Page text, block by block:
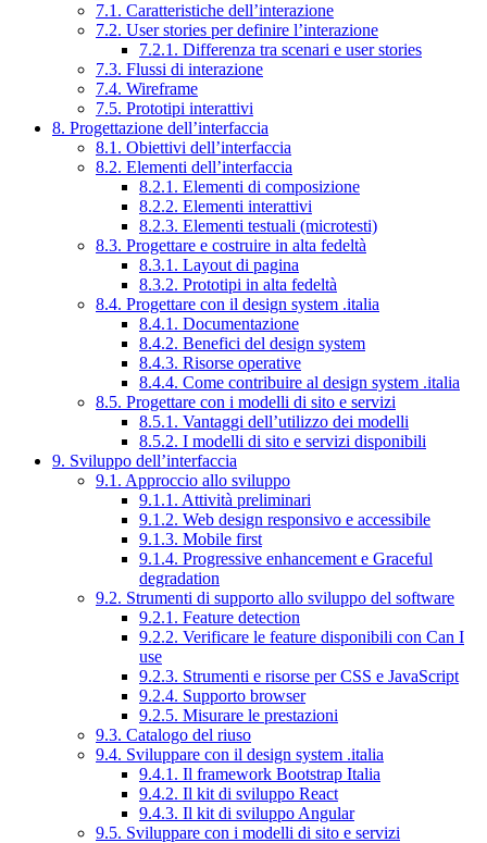
7.1. Caratteristiche dell’interazione
7.2. User stories per definire l’interazione
7.2.1. Differenza tra scenari e user stories
7.3. Flussi di interazione
7.4. Wireframe
7.5. Prototipi interattivi
8. Progettazione dell’interfaccia
8.1. Obiettivi dell’interfaccia
8.2. Elementi dell’interfaccia
8.2.1. Elementi di composizione
8.2.2. Elementi interattivi
8.2.3. Elementi testuali (microtesti)
8.3. Progettare e costruire in alta fedeltà
8.3.1. Layout di pagina
8.3.2. Prototipi in alta fedeltà
8.4. Progettare con il design system .italia
8.4.1. Documentazione
8.4.2. Benefici del design system
8.4.3. Risorse operative
8.4.4. Come contribuire al design system .italia
8.5. Progettare con i modelli di sito e servizi
8.5.1. Vantaggi dell’utilizzo dei modelli
8.5.2. I modelli di sito e servizi disponibili
9. Sviluppo dell’interfaccia
9.1. Approccio allo sviluppo
9.1.1. Attività preliminari
9.1.2. Web design responsivo e accessibile
9.1.3. Mobile first
9.1.4. Progressive enhancement e Graceful
degradation
9.2. Strumenti di supporto allo sviluppo del software
9.2.1. Feature detection
9.2.2. Verificare le feature disponibili con Can I
use
9.2.3. Strumenti e risorse per CSS e JavaScript
9.2.4. Supporto browser
9.2.5. Misurare le prestazioni
9.3. Catalogo del riuso
9.4. Sviluppare con il design system .italia
9.4.1. Il framework Bootstrap Italia
9.4.2. Il kit di sviluppo React
9.4.3. Il kit di sviluppo Angular
9.5. Sviluppare con i modelli di sito e servizi